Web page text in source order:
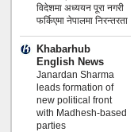
विदेशमा अध्ययन पूरा नगरी
फर्किएमा नेपालमा निरन्तरता
Khabarhub
English News
Janardan Sharma
leads formation of
new political front
with Madhesh-based
parties